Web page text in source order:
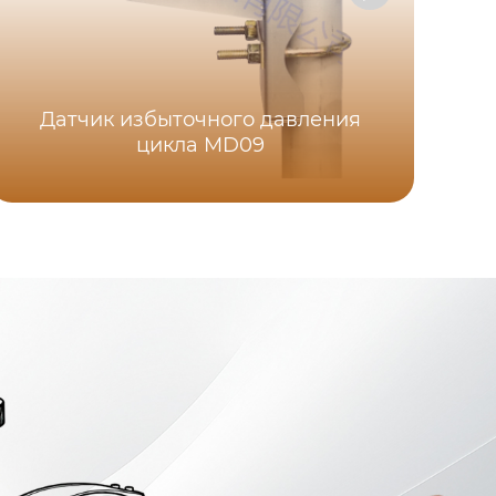
Датчик избыточного давления
цикла MD09